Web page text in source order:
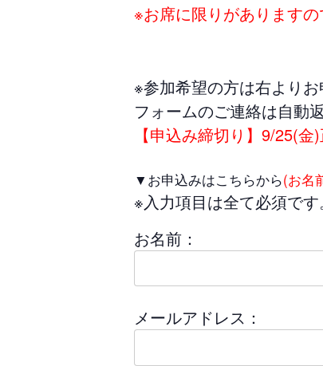
※お席に限りがありますの
※参加希望の方は右より
フォームのご連絡は自動
【申込み締切り】9/25(金
▼お申込みはこちらから(お名
※入力項目は全て必須です。
お名前：
メールアドレス：